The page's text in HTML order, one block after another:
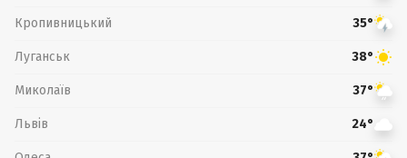
Кропивницький 35°
Луганськ 38°
Миколаїв 37°
Львів 24°